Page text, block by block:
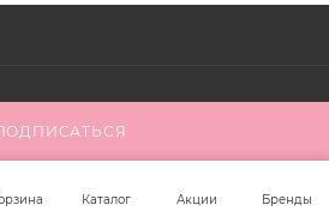
Каталог Акции Бренды